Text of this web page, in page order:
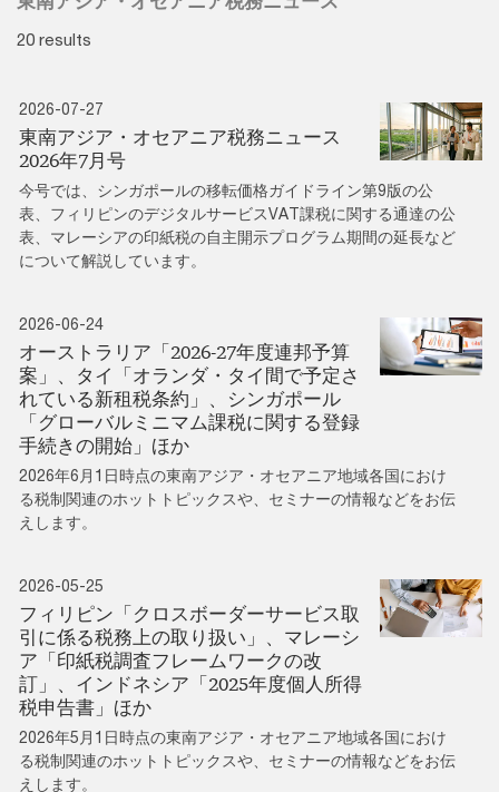
20 results
2026-07-27
東南アジア・オセアニア税務ニュース
2026年7月号
今号では、シンガポールの移転価格ガイドライン第9版の公
表、フィリピンのデジタルサービスVAT課税に関する通達の公
表、マレーシアの印紙税の自主開示プログラム期間の延長など
について解説しています。
2026-06-24
オーストラリア「2026-27年度連邦予算
案」、タイ「オランダ・タイ間で予定さ
れている新租税条約」、シンガポール
「グローバルミニマム課税に関する登録
手続きの開始」ほか
2026年6月1日時点の東南アジア・オセアニア地域各国におけ
る税制関連のホットトピックスや、セミナーの情報などをお伝
えします。
2026-05-25
フィリピン「クロスボーダーサービス取
引に係る税務上の取り扱い」、マレーシ
ア「印紙税調査フレームワークの改
訂」、インドネシア「2025年度個人所得
税申告書」ほか
2026年5月1日時点の東南アジア・オセアニア地域各国におけ
る税制関連のホットトピックスや、セミナーの情報などをお伝
えします。